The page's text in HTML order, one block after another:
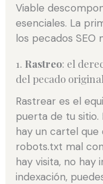
Viable
esenciales. La
los pecados SEO
1. Rastreo: el
del pecado
Rastrear es el
puerta de tu sitio.
hay un cartel que
robots.txt mal
hay visita, no hay
indexación,